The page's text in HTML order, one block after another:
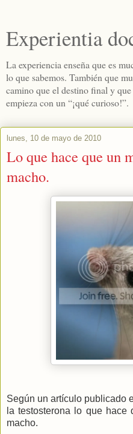
Experientia
La experiencia enseña que es
lo que sabemos. También que
camino que el destino final y
empieza con un “¡qué curioso!”.
lunes, 10 de mayo de 2010
Lo que hace que un
macho.
Según un artículo publicado
la testosterona lo que hace
macho.